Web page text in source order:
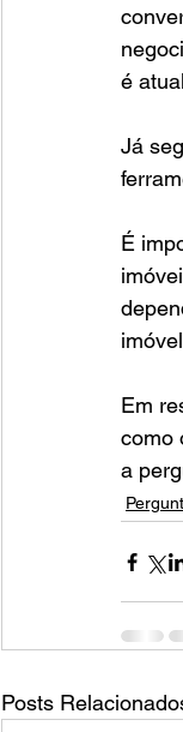
é
Já
É
Em
como
a
Posts